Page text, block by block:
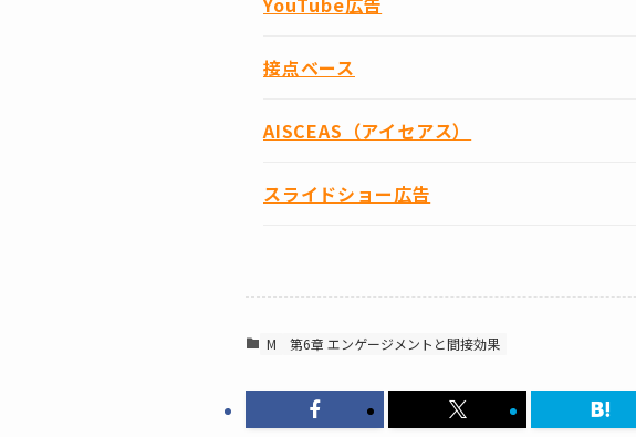
接点ベース
AISCEAS（アイセアス）
スライドショー広告
M 第6章 エンゲージメントと間接効果